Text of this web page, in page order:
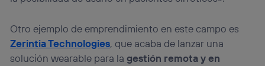
Otro ejemplo de emprendimiento en este campo es
Zerintia Technologies, que acaba de lanzar una
solución wearable para la gestión remota y en